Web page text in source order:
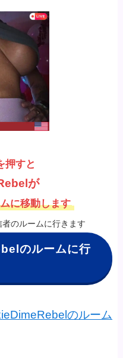
押すと
が
に移動します
のルームに行きます
のルームに行
のルーム